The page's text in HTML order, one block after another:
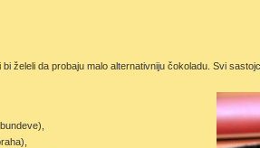
želeli da probaju malo alternativniju čokoladu. Svi